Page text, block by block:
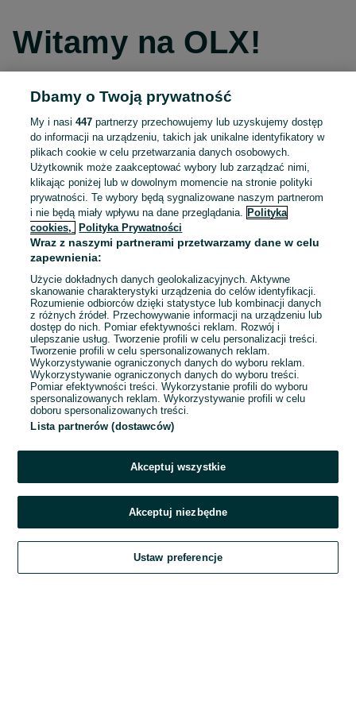
Witamy na OLX!
Kontynuuj przez Facebooka
Kontynuuj przez konto Apple
Kontynuuj przez konto Google
LUB
E-mail
Hasło
Zaloguj się
Kontynuując za pośrednictwem jednego z dostawców wskazanych powyżej,
OLX.pl w jego aktualnym brzmieniu.
Dbamy o Twoją prywatność
My i nasi447 partnerzy przechowujemy lub uzyskujemy dostęp
do informacji na urządzeniu, takich jak unikalne identyfikatory w
plikach cookie w celu przetwarzania danych osobowych.
Użytkownik może zaakceptować wybory lub zarządzać nimi,
klikając poniżej lub w dowolnym momencie na stronie polityki
prywatności. Te wybory będą sygnalizowane naszym partnerom
i nie będą miały wpływu na dane przeglądania.
Polityka
cookies,
Polityka Prywatności
Wraz z naszymi partnerami przetwarzamy dane w celu
zapewnienia:
Użycie dokładnych danych geolokalizacyjnych. Aktywne
skanowanie charakterystyki urządzenia do celów identyfikacji.
Rozumienie odbiorców dzięki statystyce lub kombinacji danych
z różnych źródeł. Przechowywanie informacji na urządzeniu lub
dostęp do nich. Pomiar efektywności reklam. Rozwój i
ulepszanie usług. Tworzenie profili w celu personalizacji treści.
Tworzenie profili w celu spersonalizowanych reklam.
Wykorzystywanie ograniczonych danych do wyboru reklam.
Wykorzystywanie ograniczonych danych do wyboru treści.
Pomiar efektywności treści. Wykorzystanie profili do wyboru
spersonalizowanych reklam. Wykorzystywanie profili w celu
doboru spersonalizowanych treści.
Lista partnerów (dostawców)
Akceptuj wszystkie
Akceptuj niezbędne
Ustaw preferencje